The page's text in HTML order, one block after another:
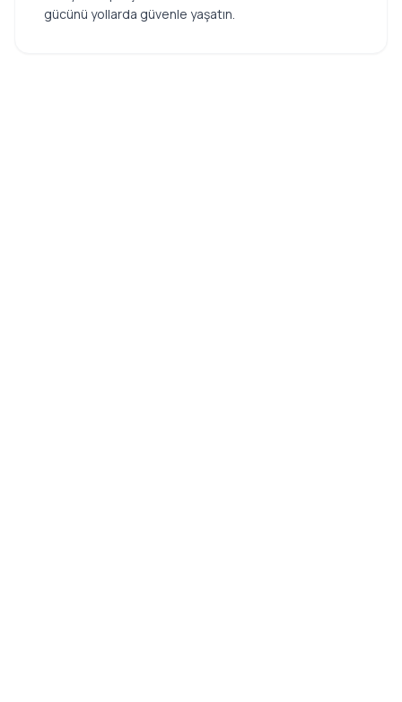
gücünü yollarda güvenle yaşatın.